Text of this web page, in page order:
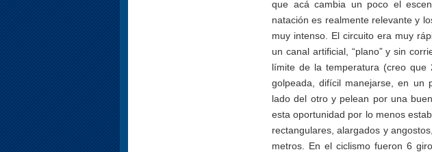
que acá cambia un poco el
natación es realmente relevante y
muy intenso. El circuito era muy
un canal artificial, “plano” y sin
límite de la temperatura (creo que
golpeada, difícil manejarse, en un
lado del otro y pelean por una
esta oportunidad por lo menos
rectangulares, alargados y
metros. En el ciclismo fueron 6